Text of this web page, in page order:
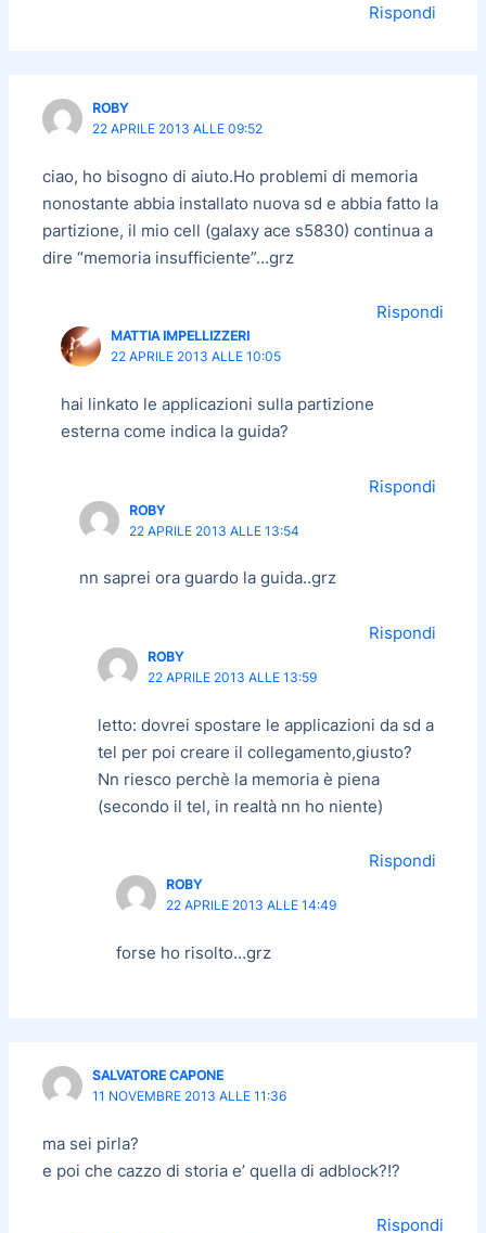
Rispondi
ROBY
22 APRILE 2013 ALLE 09:52
ciao, ho bisogno di aiuto.Ho problemi di memoria
nonostante abbia installato nuova sd e abbia fatto la
partizione, il mio cell (galaxy ace s5830) continua a
dire “memoria insufficiente”…grz
Rispondi
MATTIA IMPELLIZZERI
22 APRILE 2013 ALLE 10:05
hai linkato le applicazioni sulla partizione
esterna come indica la guida?
Rispondi
ROBY
22 APRILE 2013 ALLE 13:54
nn saprei ora guardo la guida..grz
Rispondi
ROBY
22 APRILE 2013 ALLE 13:59
letto: dovrei spostare le applicazioni da sd a
tel per poi creare il collegamento,giusto?
Nn riesco perchè la memoria è piena
(secondo il tel, in realtà nn ho niente)
Rispondi
ROBY
22 APRILE 2013 ALLE 14:49
forse ho risolto…grz
SALVATORE CAPONE
11 NOVEMBRE 2013 ALLE 11:36
ma sei pirla?
e poi che cazzo di storia e’ quella di adblock?!?
Rispondi